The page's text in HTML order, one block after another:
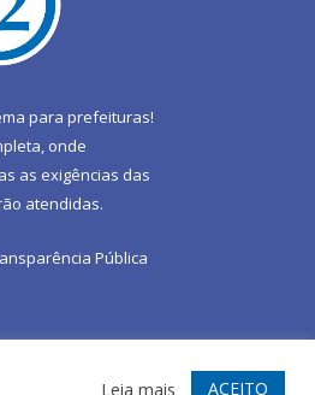
para prefeituras!
onde
as exigências das
atendidas.
Pública
Acessar Webmail
Leia mais ACEITO